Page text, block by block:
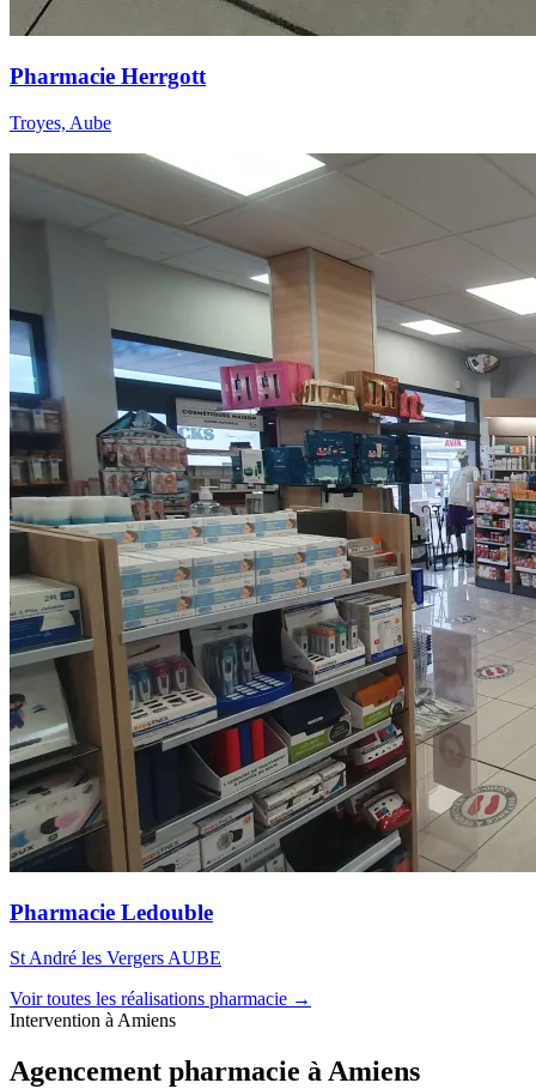
Pharmacie Herrgott
Troyes, Aube
Pharmacie Ledouble
St André les Vergers AUBE
Voir toutes les réalisations pharmacie →
Intervention à Amiens
Agencement pharmacie à Amiens